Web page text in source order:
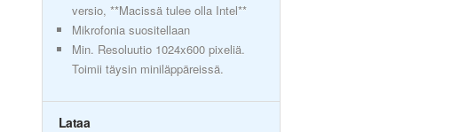
versio, **Macissä tulee olla Intel**
Mikrofonia suositellaan
Min. Resoluutio 1024x600 pixeliä.
Toimii täysin miniläppäreissä.
Lataa